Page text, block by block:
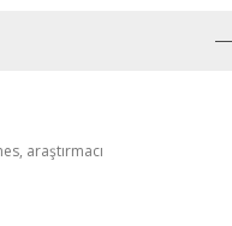
araştırmacı